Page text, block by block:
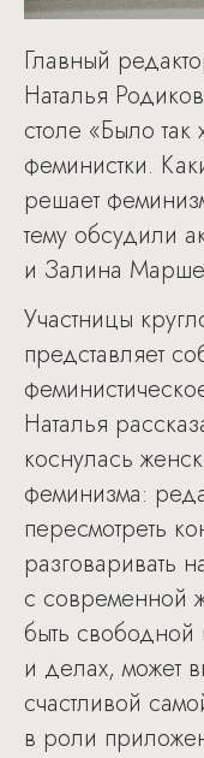
Главный
Наталья
столе «Было
феминистки.
решает
тему обсудили
и Залина
Участницы
представляет
Наталья
коснулась
феминизма:
пересмотреть
разговаривать
с современной
быть свободной
и делах, может
счастливой
в роли